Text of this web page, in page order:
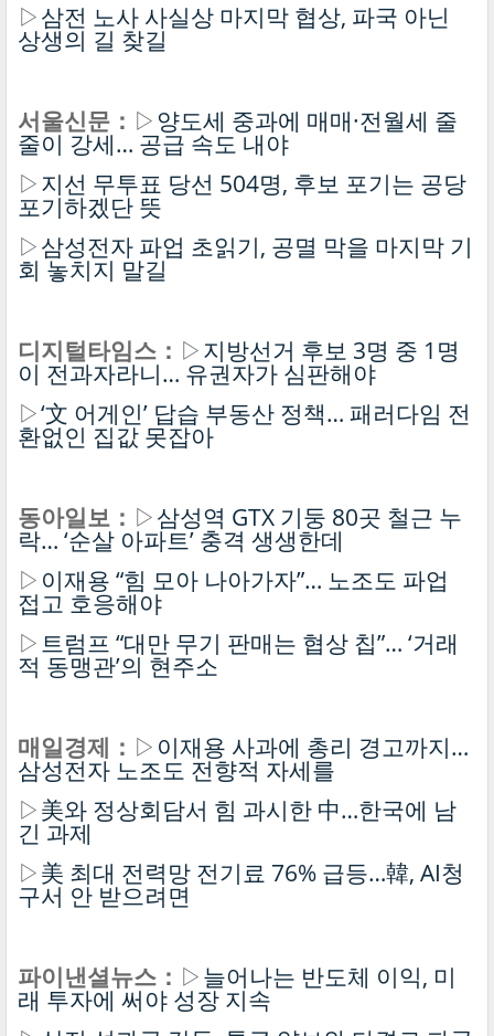
▷삼전 노사 사실상 마지막 협상, 파국 아닌
상생의 길 찾길
서울신문： ▷양도세 중과에 매매·전월세 줄
줄이 강세… 공급 속도 내야
▷지선 무투표 당선 504명, 후보 포기는 공당
포기하겠단 뜻
▷삼성전자 파업 초읽기, 공멸 막을 마지막 기
회 놓치지 말길
디지털타임스： ▷지방선거 후보 3명 중 1명
이 전과자라니… 유권자가 심판해야
▷‘文 어게인’ 답습 부동산 정책… 패러다임 전
환없인 집값 못잡아
동아일보： ▷삼성역 GTX 기둥 80곳 철근 누
락… ‘순살 아파트’ 충격 생생한데
▷ 이재용 “힘 모아 나아가자”… 노조도 파업
접고 호응해야
▷트럼프 “대만 무기 판매는 협상 칩”… ‘거래
적 동맹관’의 현주소
매일경제： ▷ 이재용 사과에 총리 경고까지…
삼성전자 노조도 전향적 자세를
▷美와 정상회담서 힘 과시한 中…한국에 남
긴 과제
▷美 최대 전력망 전기료 76% 급등…韓, AI청
구서 안 받으려면
파이낸셜뉴스： ▷늘어나는 반도체 이익, 미
래 투자에 써야 성장 지속